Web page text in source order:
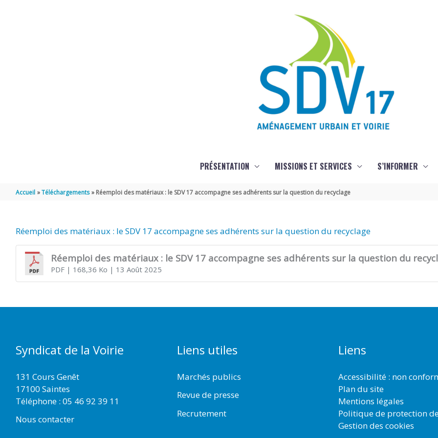
PRÉSENTATION MISSIONS ET SERVICES S’INFORMER
Accueil Téléchargements Réemploi des matériaux : le SDV 17 accompagne ses adhérents sur la question du recyclage
Réemploi des matériaux : le SDV 17 accompagne ses adhérents sur la question du recyclage
Réemploi des matériaux : le SDV 17 accompagne ses adhérents sur la question du
PDF| 168,36 Ko | 13 Août 2025
Syndicat de la Voirie
131 Cours Genêt
17100 Saintes
Téléphone : 05 46 92 39 11
Nous contacter
Liens utiles
Marchés publics
Revue de presse
Recrutement
Liens
Accessibilité : non
Plan du site
Mentions légales
Politique de protection
Gestion des cookies